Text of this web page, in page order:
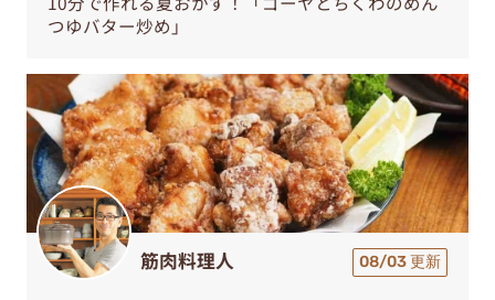
つゆバター炒め」
筋肉料理人 08/03 更新